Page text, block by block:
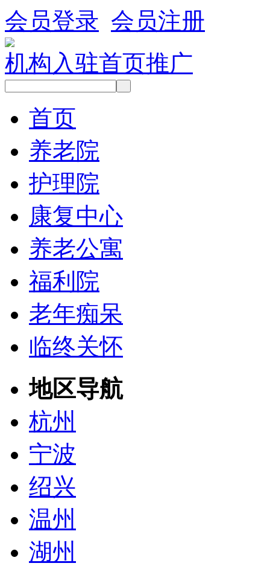
会员登录 会员注册
机构入驻首页推广
首页
养老院
护理院
康复中心
养老公寓
福利院
老年痴呆
临终关怀
地区导航
杭州
宁波
绍兴
温州
湖州